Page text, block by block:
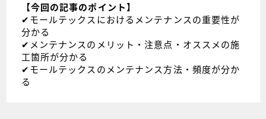
【今回の記事のポイント】
​​​​​​✔︎モールテックスにおけるメンテナンスの重要性が
分かる
✔︎メンテナンスのメリット・注意点・オススメの施
工箇所が分かる
✔︎モールテックスのメンテナンス方法・頻度が分か
る